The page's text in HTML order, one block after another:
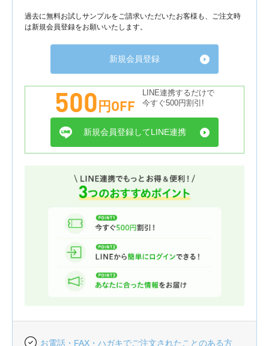
過去に無料お試しサンプルをご請求いただいたお客様も、ご注文時
は新規会員登録をお願いいたします。
新規会員登録
500円OFF
LINE連携するだけで
今すぐ500円割引!
新規会員登録してLINE連携
お電話・FAX・ハガキでご注文されたことのある方